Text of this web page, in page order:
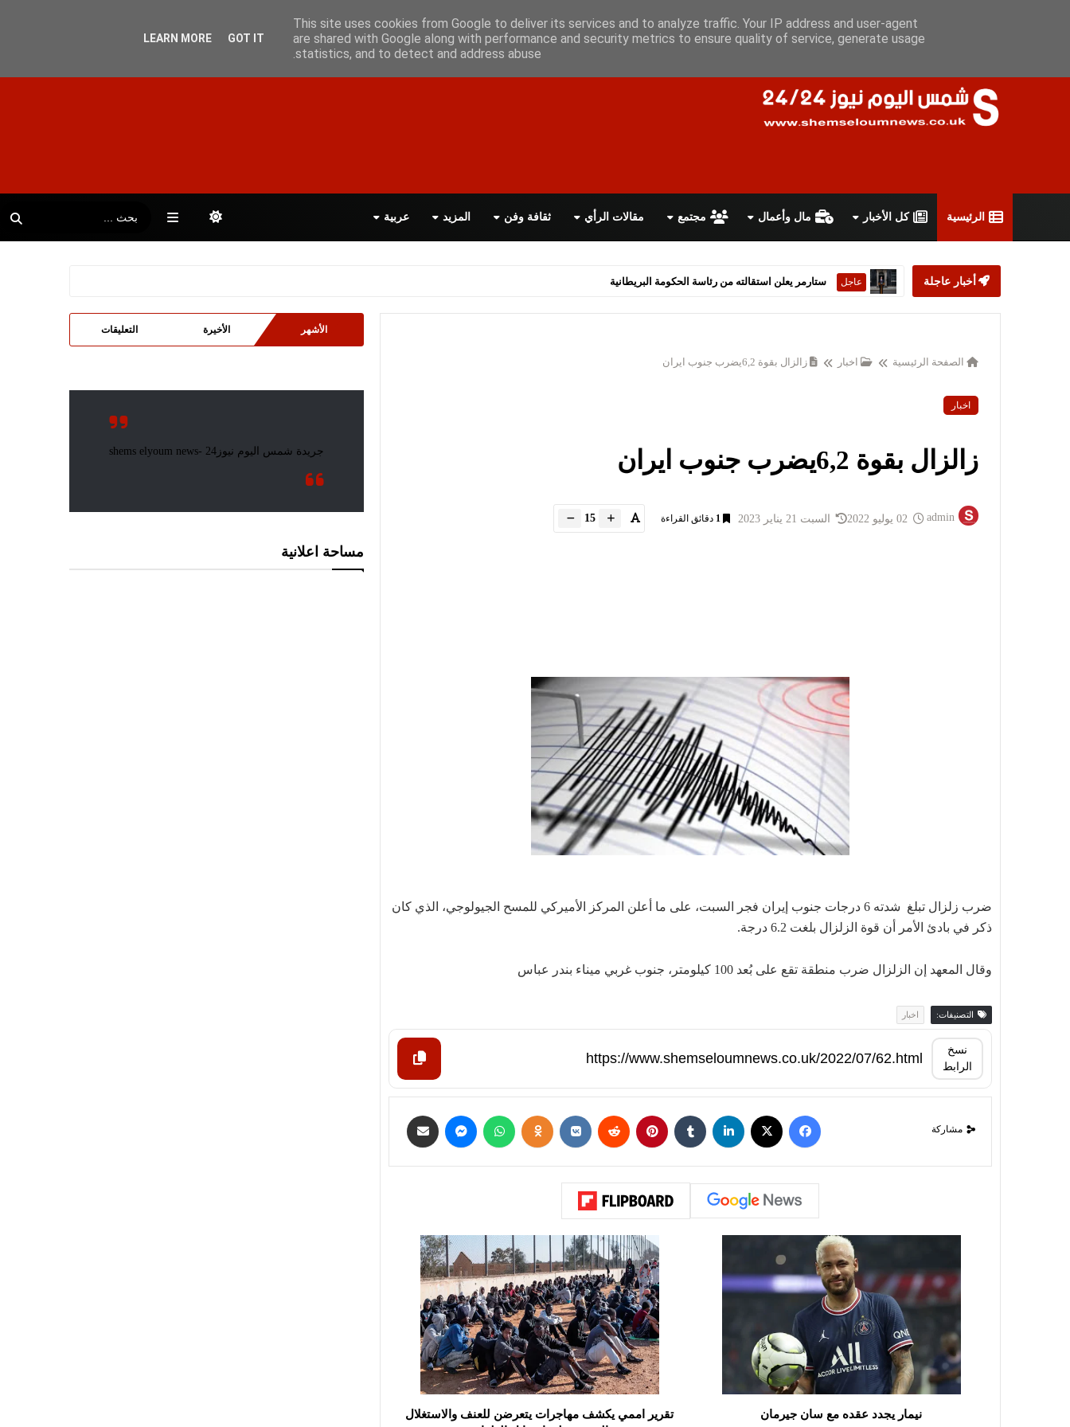
سياسة الخصوصية اتفاقية الاستخدام أعلن معانا اتصل بنا اقرأ الصحيفة PDF
الرئيسية كل الأخبار مال وأعمال مجتمع مقالات الرأي ثقافة وفن المزيد عربية
أخبار عاجلة عاجل ستارمر يعلن استقالته من رئاسة الحكومة البريطانية
الصفحة الرئيسية اخبار زالزال بقوة 6,2يضرب جنوب ايران
اخبار
زالزال بقوة 6,2يضرب جنوب ايران
admin السبت 21 يناير 2023 1 دقائق القراءة 15
ضرب زلزال تبلغ شدته 6 درجات جنوب إيران فجر السبت، على ما أعلن المركز الأميركي للمسح الجيولوجي، الذي كان
ذكر في بادئ الأمر أن قوة الزلزال بلغت 6.2 درجة.
وقال المعهد إن الزلزال ضرب منطقة تقع على بُعد 100 كيلومتر، جنوب غربي ميناء بندر عباس
التصنيفات: اخبار
نسخ
الرابط
مشاركة
نيمار يجدد عقده مع سان جيرمان
تقرير اممي يكشف مهاجرات يتعرضن للعنف والاستغلال
الأشهر الأخيرة التعليقات
مساحة اعلانية
This site uses cookies from Google to deliver its services and to analyze traffic. Your IP address and user-agent
are shared with Google along with performance and security metrics to ensure quality of service, generate usage
statistics, and to detect and address abuse.
LEARN MORE GOT IT